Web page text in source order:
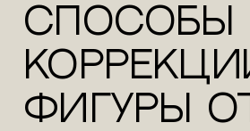
способы
фигуры от